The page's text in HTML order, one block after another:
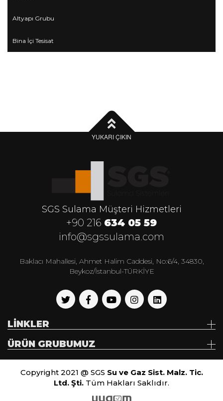
Altyapı Grubu
Bina İçi Tesisat
YUKARI ÇIKIN
SGS Sulama Müşteri Hizmetleri
+90 216 634 05 59
info@sgssulama.com
Baklacı Mahallesi, Ahmet Halim Caddesi, No:6/4, 34830,
Beykoz/İstanbul-TÜRKİYE
LİNKLER
ÜRÜN GRUBUMUZ
Copyright 2021 @ SGS Su ve Gaz Sist. Malz. Tic.
Ltd. Şti. Tüm Hakları Saklıdır.